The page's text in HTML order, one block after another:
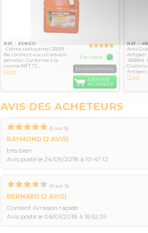
Réf. : 5580J1
Crème nettoyante ORAPI
Ne contient aucun solvant
pétrolier. Conforme à la
norme NFT 73...
Orapi
5 en stock
EN SAVOIR PLUS
AJOUTER
AU PANIER
Réf. :
Anti-
Antiperl
4808A4
Grattons
Antiperl...
Orapi
AVIS DES ACHETEURS
(5 sur 5)
RAYMOND (2 AVIS)
très bien
Avis posté le 24/09/2018 à 10:47:12
(4 sur 5)
BERNARD (2 AVIS)
Content livraison rapide
Avis posté le 06/01/2018 à 16:52:39